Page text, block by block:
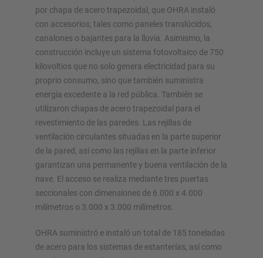
por chapa de acero trapezoidal, que OHRA instaló
con accesorios, tales como paneles translúcidos,
canalones o bajantes para la lluvia. Asimismo, la
construcción incluye un sistema fotovoltaico de 750
kilovoltios que no solo genera electricidad para su
proprio consumo, sino que también suministra
energía excedente a la red pública. También se
utilizaron chapas de acero trapezoidal para el
revestimiento de las paredes. Las rejillas de
ventilación circulantes situadas en la parte superior
de la pared, así como las rejillas en la parte inferior
garantizan una permanente y buena ventilación de la
nave. El acceso se realiza mediante tres puertas
seccionales con dimensiones de 6.000 x 4.000
milímetros o 3.000 x 3.000 milímetros.
OHRA suministró e instaló un total de 185 toneladas
de acero para los sistemas de estanterías, así como